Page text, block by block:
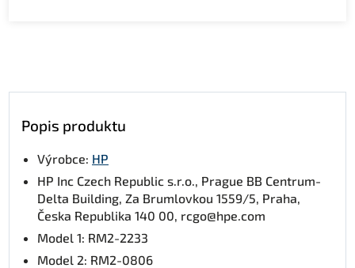
Popis produktu
Výrobce: HP
HP Inc Czech Republic s.r.o., Prague BB Centrum-
Delta Building, Za Brumlovkou 1559/5, Praha,
Česka Republika 140 00, rcgo@hpe.com
Model 1: RM2-2233
Model 2: RM2-0806